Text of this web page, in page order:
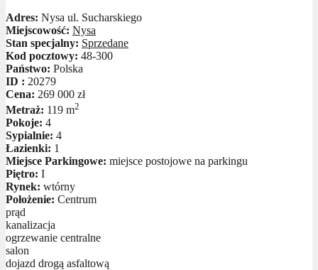
Adres: Nysa ul. Sucharskiego
Miejscowość: Nysa
Stan specjalny: Sprzedane
Kod pocztowy: 48-300
Państwo: Polska
ID : 20279
Cena: 269 000 zł
Metraż: 119 m2
Pokoje: 4
Sypialnie: 4
Łazienki: 1
Miejsce Parkingowe: miejsce postojowe na parkingu
Piętro: I
Rynek: wtórny
Położenie: Centrum
prąd
kanalizacja
ogrzewanie centralne
salon
dojazd drogą asfaltową